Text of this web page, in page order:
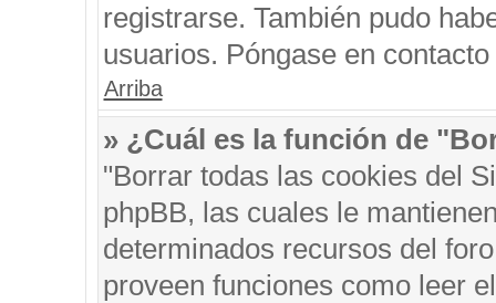
registrarse. También pudo
usuarios. Póngase en
Arriba
» ¿Cuál es la función de
"Borrar todas las cookies del
phpBB, las cuales le
determinados recursos del
proveen funciones como leer